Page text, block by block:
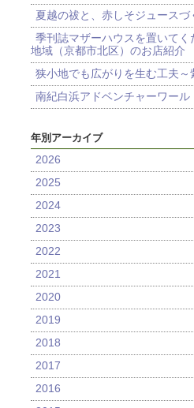
夏越の祓と、赤しそジュースづ
季刊誌マザーハウスを置いて
地域（京都市北区）のお店紹介
狭小地でも広がりを生む工夫～
南紀白浜アドベンチャーワール
年別アーカイブ
2026
2025
2024
2023
2022
2021
2020
2019
2018
2017
2016